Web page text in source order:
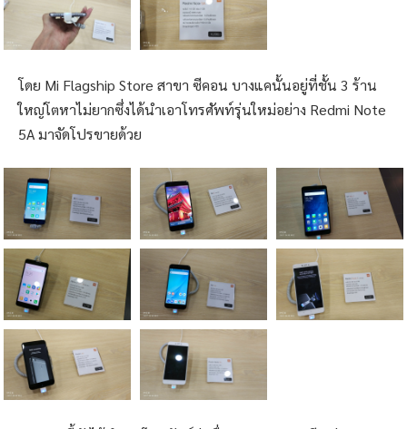
โดย Mi Flagship Store สาขา ซีคอน บางแคนั้นอยู่ที่ชั้น 3 ร้าน
ใหญ่โตหาไม่ยากซึ่งได้นำเอาโทรศัพท์รุ่นใหม่อย่าง Redmi Note
5A มาจัดโปรขายด้วย